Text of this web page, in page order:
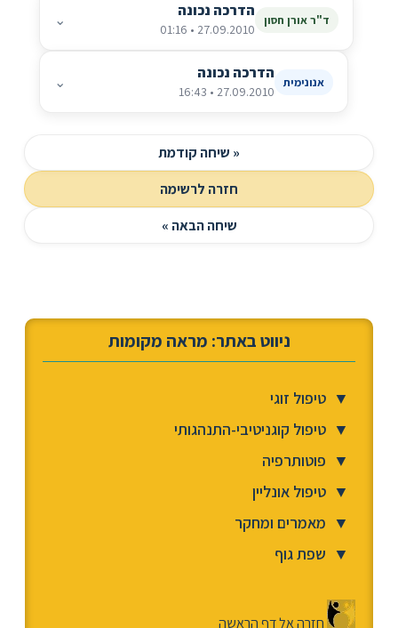
ד"ר אורן חסון הדרכה נכונה
27.09.2010 • 01:16
⌄
אנונימית הדרכה נכונה
27.09.2010 • 16:43
⌄
« שיחה קודמת
חזרה לרשימה
שיחה הבאה »
ניווט באתר: מראה מקומות
▼ טיפול זוגי
▼ טיפול קוגניטיבי-התנהגותי
▼ פוטותרפיה
▼ טיפול אונליין
▼ מאמרים ומחקר
▼ שפת גוף
חזרה אל דף הראשה